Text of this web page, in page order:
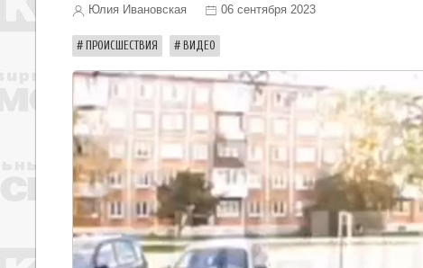
Юлия Ивановская 06 сентября 2023
ПРОИСШЕСТВИЯ ВИДЕО